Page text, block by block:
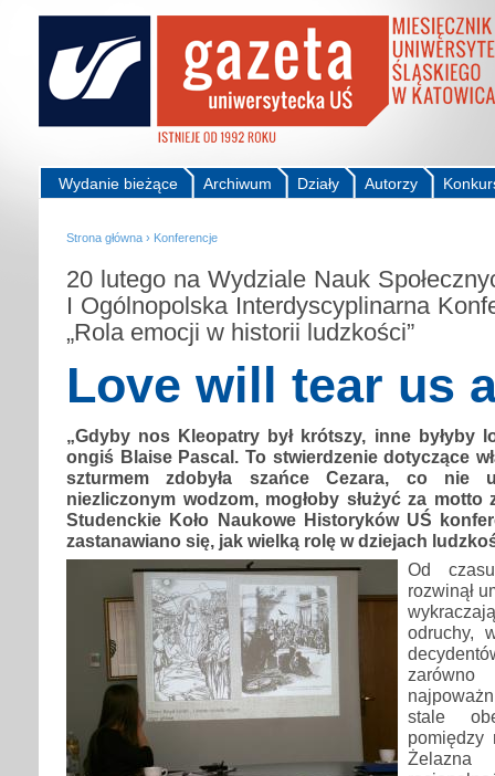
Autorzy
Działy
Archiwum
Wydanie bieżące
Strona główna › Konferencje
20 lutego na Wydziale Nauk
I Ogólnopolska Interdyscyplinarna
„Rola emocji w historii ludzkości”
Love will tear us
„Gdyby nos Kleopatry był krótszy, inne byłyby
ongiś Blaise Pascal. To stwierdzenie dotyczące
szturmem zdobyła szańce Cezara, co nie
niezliczonym wodzom, mogłoby służyć za motto
Studenckie Koło Naukowe Historyków UŚ
zastanawiano się, jak wielką rolę w dziejach
Od
rozwinął
odruchy,
stale
pomiędzy